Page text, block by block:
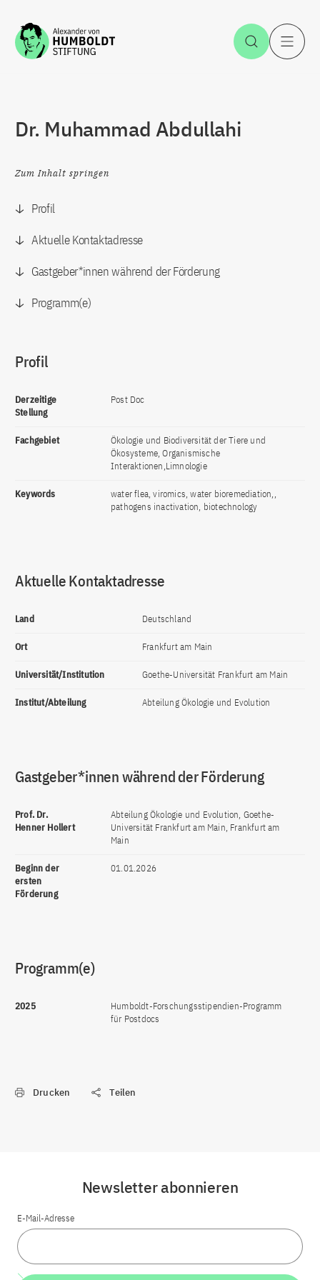
Zum Inhalt springen Suche
Dr. Muhammad Abdullahi
Zum Inhalt springen
Profil
Aktuelle Kontaktadresse
Gastgeber*innen während der Förderung
Programm(e)
Profil
Derzeitige
Stellung
Post Doc
Fachgebiet
Ökologie und Biodiversität der Tiere und
Ökosysteme, Organismische
Interaktionen,Limnologie
Keywords
water flea, viromics, water bioremediation,,
pathogens inactivation, biotechnology
Aktuelle Kontaktadresse
Land Deutschland
Ort Frankfurt am Main
Universität/Institution Goethe-Universität Frankfurt am Main
Institut/Abteilung Abteilung Ökologie und Evolution
Gastgeber*innen während der Förderung
Prof. Dr.
Henner Hollert
Abteilung Ökologie und Evolution, Goethe-
Universität Frankfurt am Main, Frankfurt am
Main
Beginn der
ersten
Förderung
01.01.2026
Programm(e)
2025
Humboldt-Forschungsstipendien-Programm
für Postdocs
Drucken Teilen
Newsletter abonnieren
E-Mail-Adresse